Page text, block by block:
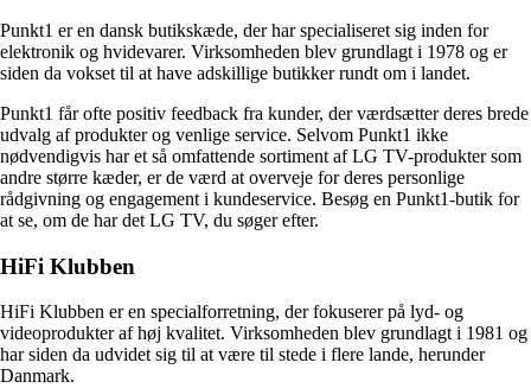
Punkt1 er en dansk butikskæde, der har specialiseret sig inden for
elektronik og hvidevarer. Virksomheden blev grundlagt i 1978 og er
siden da vokset til at have adskillige butikker rundt om i landet.
Punkt1 får ofte positiv feedback fra kunder, der værdsætter deres brede
udvalg af produkter og venlige service. Selvom Punkt1 ikke
nødvendigvis har et så omfattende sortiment af LG TV-produkter som
andre større kæder, er de værd at overveje for deres personlige
rådgivning og engagement i kundeservice. Besøg en Punkt1-butik for
at se, om de har det LG TV, du søger efter.
HiFi Klubben
HiFi Klubben er en specialforretning, der fokuserer på lyd- og
videoprodukter af høj kvalitet. Virksomheden blev grundlagt i 1981 og
har siden da udvidet sig til at være til stede i flere lande, herunder
Danmark.